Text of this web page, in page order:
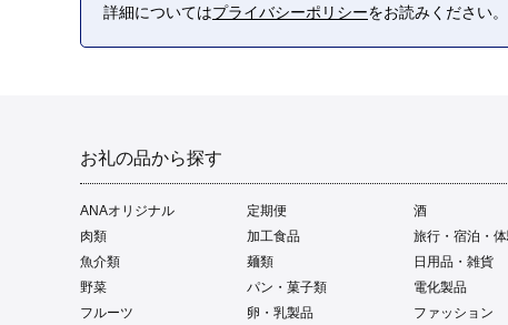
お礼の品から探す
ANAオリジナル 定期便
酒
肉類
加工食品
旅行・宿泊・
魚介類
麺類
日用品・雑貨
野菜
パン・菓子類
電化製品
フルーツ
卵・乳製品 ファッション
詳細についてはプライバシーポリシーをお読みください。